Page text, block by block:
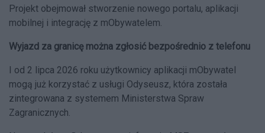
Projekt obejmował stworzenie nowego portalu, aplikacji
mobilnej i integrację z mObywatelem.
Wyjazd za granicę można zgłosić bezpośrednio z telefonu
I od 2 lipca 2026 roku użytkownicy aplikacji mObywatel
mogą już korzystać z usługi Odyseusz, która została
zintegrowana z systemem Ministerstwa Spraw
Zagranicznych.